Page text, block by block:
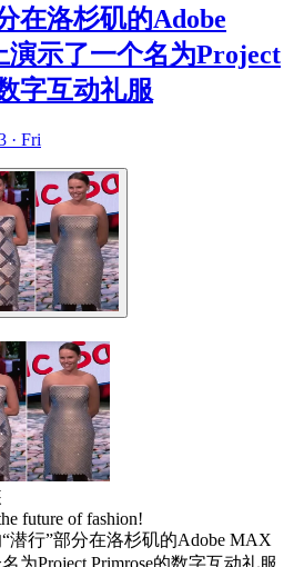
在洛杉矶的Adobe
演示了一个名为Project
字互动礼服
· Fri
future of fashion!
潜行”部分在洛杉矶的Adobe MAX
为Project Primrose的数字互动礼服。